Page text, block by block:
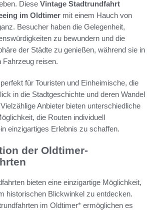
Diese Vintage Stadtrundfahrt
im Oldtimer mit einem Hauch von
Besucher haben die Gelegenheit,
zu bewundern und die
der Städte zu genießen, während sie in
reisen.
für Touristen und Einheimische, die
in die Stadtgeschichte und deren Wandel
Anbieter bieten unterschiedliche
die Routen individuell
einzigartiges Erlebnis zu schaffen.
der Oldtimer-
bieten eine einzigartige Möglichkeit,
historischen Blickwinkel zu entdecken.
im Oldtimer* ermöglichen es